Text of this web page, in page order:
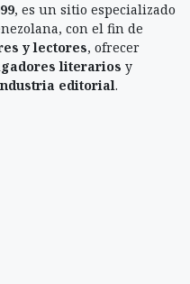
, es un sitio especializado
con el fin de
y lectores, ofrecer
literarios y
editorial.